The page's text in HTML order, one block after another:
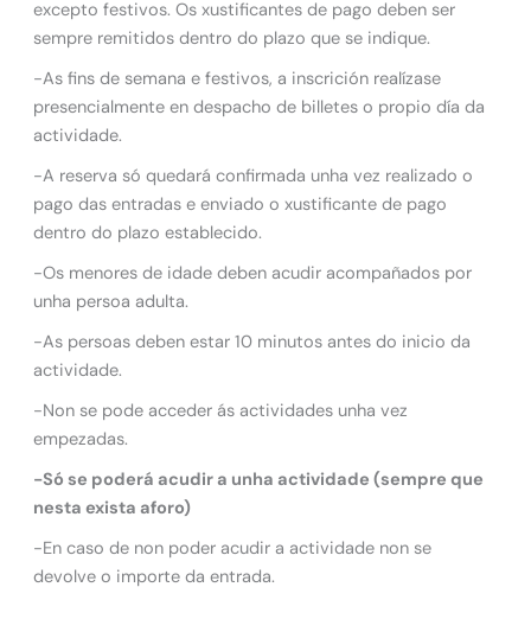
excepto festivos. Os xustificantes de pago deben ser
sempre remitidos dentro do plazo que se indique.
-As fins de semana e festivos, a inscrición realízase
presencialmente en despacho de billetes o propio día da
actividade.
-A reserva só quedará confirmada unha vez realizado o
pago das entradas e enviado o xustificante de pago
dentro do plazo establecido.
-Os menores de idade deben acudir acompañados por
unha persoa adulta.
-As persoas deben estar 10 minutos antes do inicio da
actividade.
-Non se pode acceder ás actividades unha vez
empezadas.
-Só se poderá acudir a unha actividade (sempre que
nesta exista aforo)
-En caso de non poder acudir a actividade non se
devolve o importe da entrada.